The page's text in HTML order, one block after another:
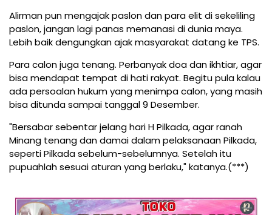
Alirman pun mengajak paslon dan para elit di sekeliling
paslon, jangan lagi panas memanasi di dunia maya.
Lebih baik dengungkan ajak masyarakat datang ke TPS.
Para calon juga tenang. Perbanyak doa dan ikhtiar, agar
bisa mendapat tempat di hati rakyat. Begitu pula kalau
ada persoalan hukum yang menimpa calon, yang masih
bisa ditunda sampai tanggal 9 Desember.
"Bersabar sebentar jelang hari H Pilkada, agar ranah
Minang tenang dan damai dalam pelaksanaan Pilkada,
seperti Pilkada sebelum-sebelumnya. Setelah itu
pupuahlah sesuai aturan yang berlaku," katanya.(***)